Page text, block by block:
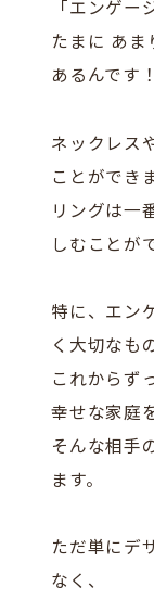
「エンゲー
たまに あ
あるんです
ネックレス
ことができ
リングは一
しむことが
特に、エン
く大切なも
これからず
幸せな家庭
そんな相手
ます。
ただ単にデ
なく、